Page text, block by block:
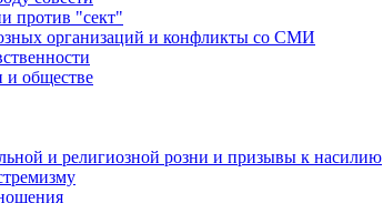
против "сект"
организаций и конфликты со СМИ
и обществе
и религиозной розни и призывы к насилию